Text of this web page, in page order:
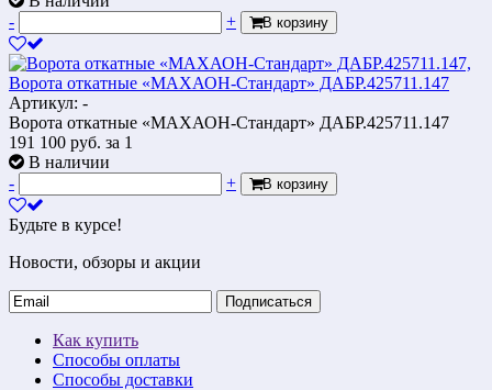
-
+ В корзину
Ворота откатные «МАХАОН-Стандарт» ДАБР.425711.147
Артикул: -
Ворота откатные «МАХАОН-Стандарт» ДАБР.425711.147
191 100 руб. за 1
В наличии
-
+ В корзину
Будьте в курсе!
Новости, обзоры и акции
Подписаться
Как купить
Способы оплаты
Способы доставки